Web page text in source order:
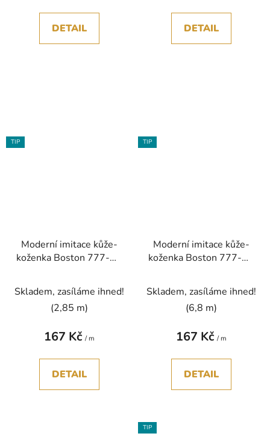
DETAIL DETAIL
TIP
Moderní imitace kůže-
koženka Boston 777-32
PVC
Skladem, zasíláme ihned!
(2,85 m)
167 Kč / m
DETAIL
TIP
Moderní imitace kůže-
koženka Boston 777-35
PVC
Skladem, zasíláme ihned!
(6,8 m)
167 Kč / m
DETAIL
TIP